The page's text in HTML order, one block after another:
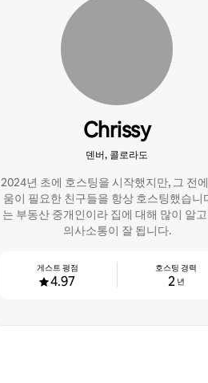
Chrissy
덴버, 콜로라도
2024년 초에 호스팅을 시작했지만, 그 전
움이 필요한 친구들을 항상 호스팅했습니
는 부동산 중개인이라 집에 대해 많이 알
의사소통이 잘 됩니다.
4.97
게스트 평점
2 년
호스팅 경력